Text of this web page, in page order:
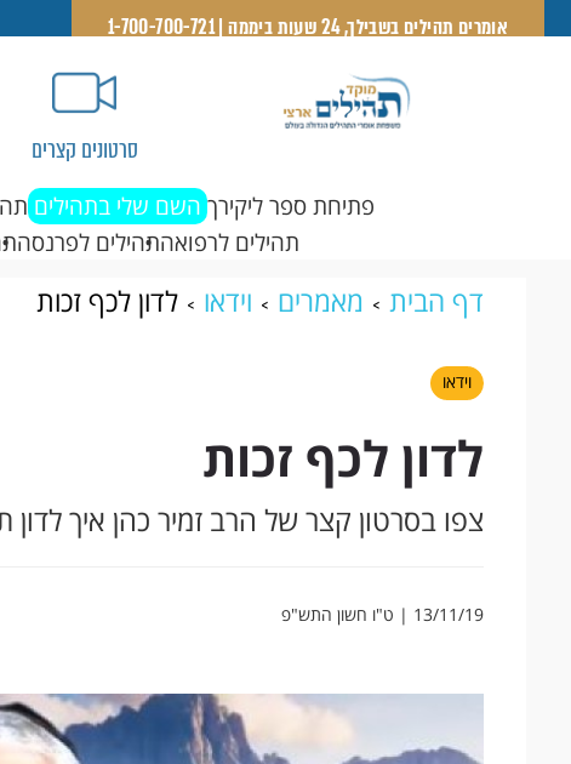
אומרים תהילים בשבילך, 24 שעות ביממה | 1-700-700-721
סרטונים קצרים
פתיחת ספר ליקירך השם שלי בתהילים
תהילים לרפואהתהילים לפרנסה
דף הבית מאמרים וידאו לדון לכף זכות
וידאו
לדון לכף זכות
צפו בסרטון קצר של הרב זמיר כהן איך לדון
13/11/19 | ט"ו חשון התש"פ